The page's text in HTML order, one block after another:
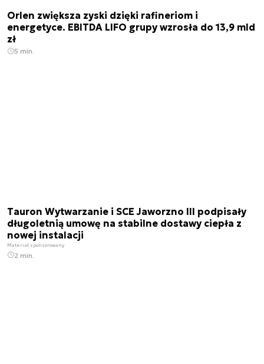
Orlen zwiększa zyski dzięki rafineriom i
energetyce. EBITDA LIFO grupy wzrosła do 13,9 mld
zł
5 min.
Tauron Wytwarzanie i SCE Jaworzno III podpisały
długoletnią umowę na stabilne dostawy ciepła z
nowej instalacji
Materiał sponsorowany
2 min.